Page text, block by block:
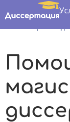
Диссертация